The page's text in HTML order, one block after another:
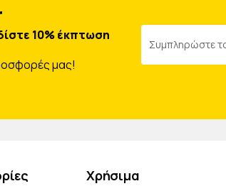
10% έκπτωση
μας!
Χρήσιμα